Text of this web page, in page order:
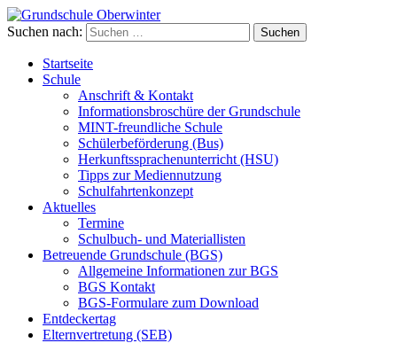
Grundschule Oberwinter
Suchen nach:
Startseite
Schule
Anschrift & Kontakt
Informationsbroschüre der Grundschule
MINT-freundliche Schule
Schülerbeförderung (Bus)
Herkunftssprachenunterricht (HSU)
Tipps zur Mediennutzung
Schulfahrtenkonzept
Aktuelles
Termine
Schulbuch- und Materiallisten
Betreuende Grundschule (BGS)
Allgemeine Informationen zur BGS
BGS Kontakt
BGS-Formulare zum Download
Entdeckertag
Elternvertretung (SEB)